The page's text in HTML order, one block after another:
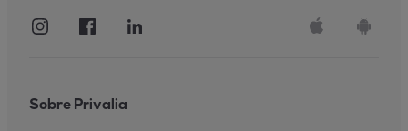
Sobre Privalia